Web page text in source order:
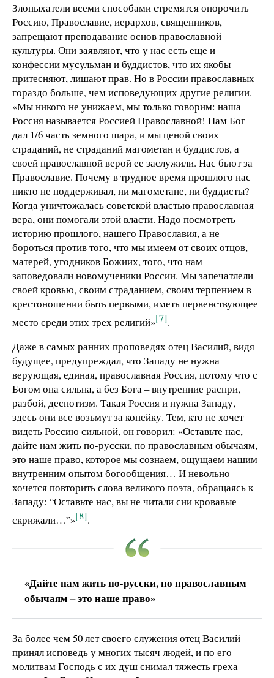
Злопыхатели всеми способами стремятся опорочить
Россию, Православие, иерархов, священников,
запрещают преподавание основ православной
культуры. Они заявляют, что у нас есть еще и
конфессии мусульман и буддистов, что их якобы
притесняют, лишают прав. Но в России православных
гораздо больше, чем исповедующих другие религии.
«Мы никого не унижаем, мы только говорим: наша
Россия называется Россией Православной! Нам Бог
дал 1/6 часть земного шара, и мы ценой своих
страданий, не страданий магометан и буддистов, а
своей православной верой ее заслужили. Нас бьют за
Православие. Почему в трудное время прошлого нас
никто не поддерживал, ни магометане, ни буддисты?
Когда уничтожалась советской властью православная
вера, они помогали этой власти. Надо посмотреть
историю прошлого, нашего Православия, а не
бороться против того, что мы имеем от своих отцов,
матерей, угодников Божиих, того, что нам
заповедовали новомученики России. Мы запечатлели
своей кровью, своим страданием, своим терпением в
крестоношении быть первыми, иметь первенствующее
место среди этих трех религий»[7].
Даже в самых ранних проповедях отец Василий, видя
будущее, предупреждал, что Западу не нужна
верующая, единая, православная Россия, потому что с
Богом она сильна, а без Бога – внутренние распри,
разбой, деспотизм. Такая Россия и нужна Западу,
здесь они все возьмут за копейку. Тем, кто не хочет
видеть Россию сильной, он говорил: «Оставьте нас,
дайте нам жить по-русски, по православным обычаям,
это наше право, которое мы сознаем, ощущаем нашим
внутренним опытом богообщения… И невольно
хочется повторить слова великого поэта, обращаясь к
Западу: “Оставьте нас, вы не читали сии кровавые
скрижали…”»[8].
«Дайте нам жить по-русски, по православным
обычаям – это наше право»
За более чем 50 лет своего служения отец Василий
принял исповедь у многих тысяч людей, и по его
молитвам Господь с их душ снимал тяжесть греха